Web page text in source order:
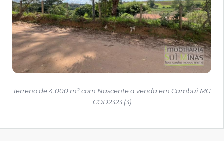
Terreno de 4.000 m² com Nascente a venda em Cambui MG
COD2323 (3)